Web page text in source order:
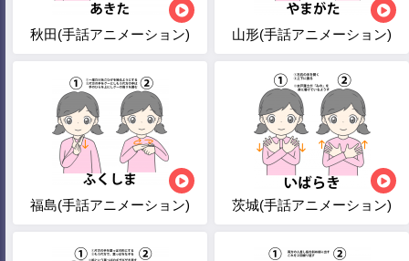
秋田(手話アニメーション) 山形(手話アニメーション)
福島(手話アニメーション) 茨城(手話アニメーション)